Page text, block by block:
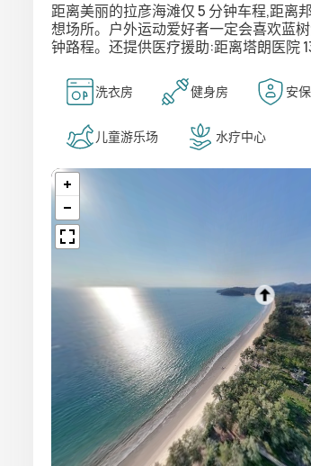
距离美丽的拉彦海滩仅 5 分钟车程,距离
想场所。户外运动爱好者一定会喜欢蓝
钟路程。还提供医疗援助:距离塔朗医院
洗衣房 健身房 安保
儿童游乐场 水疗中心